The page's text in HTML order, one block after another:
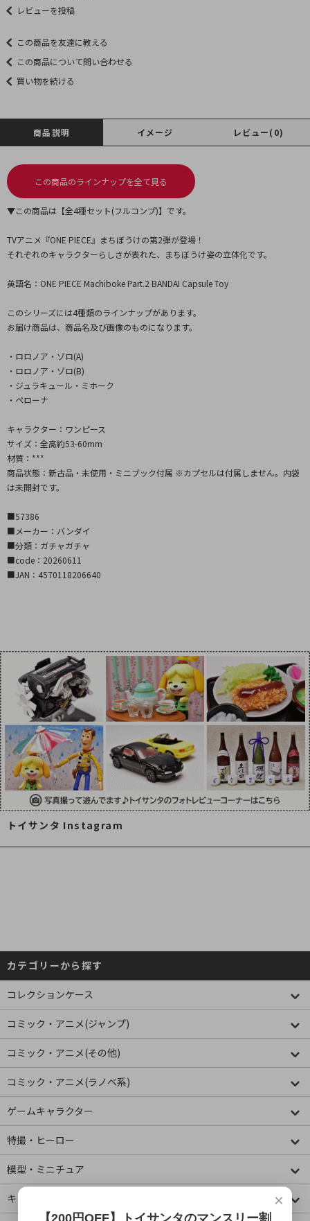
レビューを投稿
この商品を友達に教える
この商品について問い合わせる
買い物を続ける
商品説明 イメージ レビュー(0)
この商品のラインナップを全て見る
▼この商品は【全4種セット(フルコンプ)】です。
TVアニメ『ONE PIECE』まちぼうけの第2弾が登場！
それぞれのキャラクターらしさが表れた、まちぼうけ姿の立体化です。
英語名：ONE PIECE Machiboke Part.2 BANDAI Capsule Toy
このシリーズには4種類のラインナップがあります。
お届け商品は、商品名及び画像のものになります。
・ロロノア・ゾロ(A)
・ロロノア・ゾロ(B)
・ジュラキュール・ミホーク
・ペローナ
キャラクター：ワンピース
サイズ：全高約53-60mm
材質：***
商品状態：新古品・未使用・ミニブック付属 ※カプセルは付属しません。内袋
は未開封です。
■57386
■メーカー：バンダイ
■分類：ガチャガチャ
■code：20260611
■JAN：4570118206640
トイサンタ Instagram
カテゴリーから探す
コレクションケース
コミック・アニメ(ジャンプ)
コミック・アニメ(その他)
コミック・アニメ(ラノベ系)
ゲームキャラクター
特撮・ヒーロー
模型・ミニチュア
キャラクター ×
【200円OFF】トイサンタのマンスリー割